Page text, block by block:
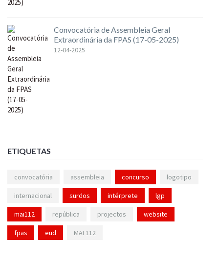
Convocatória de Assembleia Geral
Extraordinária da FPAS (17-05-2025)
12-04-2025
ETIQUETAS
convocatória assembleia concurso logotipo
internacional surdos intérprete lgp
mai112 república projectos website
fpas eud MAI 112